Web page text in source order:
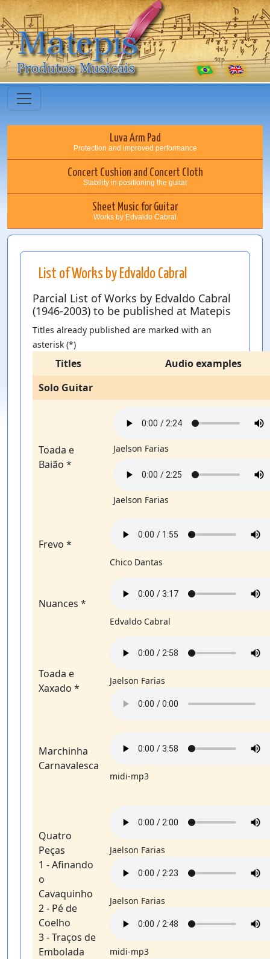
Luva Arm Pad
Protection and improved performance
Concert Cushion and Concert Cloth
Stability in positioning the guitar
Sheet Music for Guitar
Works by Edvaldo Cabral
List of Works by Edvaldo Cabral
Parcial List of Works by Edvaldo Cabral
(1946-2003) to be published at Matepis
Titles already published are marked with an
asterisk (*)
Titles
Audio examples
Solo Guitar
Toada e
Baião *
Jaelson Farias
Jaelson Farias
Frevo *
Chico Dantas
Nuances *
Edvaldo Cabral
Toada e
Xaxado *
Jaelson Farias
Marchinha
Carnavalesca
midi-mp3
Quatro
Peças
1 - Afinando
o
Cavaquinho
2 - Pé de
Coelho
3 - Traços de
Embolada
Jaelson Farias
Jaelson Farias
midi-mp3